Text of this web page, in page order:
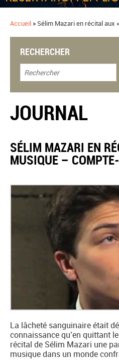
Accueil » Sélim Mazari en récital aux
RECHERCHER
JOURNAL
SÉLIM MAZARI EN
MUSIQUE –
La lâcheté sanguinaire était
connaissance qu’en quittant
récital de Sélim Mazari une
musique dans un monde